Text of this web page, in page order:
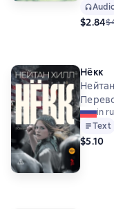
$2.84
Нёкк
in
Text
$5.10